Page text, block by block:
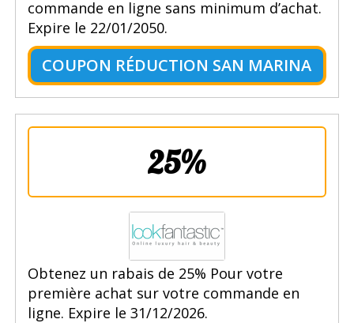
commande en ligne sans minimum d’achat.
Expire le 22/01/2050.
COUPON RÉDUCTION SAN MARINA
25%
Obtenez un rabais de 25% Pour votre
première achat sur votre commande en
ligne. Expire le 31/12/2026.